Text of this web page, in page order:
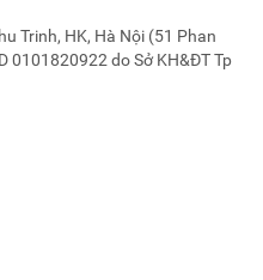
Trinh, HK, Hà Nội (51 Phan
0101820922 do Sở KH&ĐT Tp